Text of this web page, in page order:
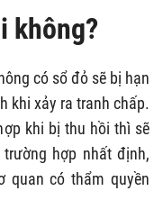
không?
có sổ đỏ sẽ bị hạn
khi xảy ra tranh chấp.
khi bị thu hồi thì sẽ
hợp nhất định,
quan có thẩm quyền